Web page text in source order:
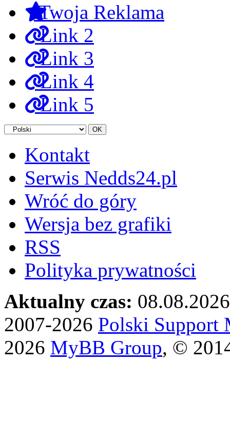
Twoja Reklama
Link 2
Link 3
Link 4
Link 5
Kontakt
Serwis Nedds24.pl
Wróć do góry
Wersja bez grafiki
RSS
Polityka prywatności
Aktualny czas:
2007-2026 Polski Support
2026 MyBB Group, ©